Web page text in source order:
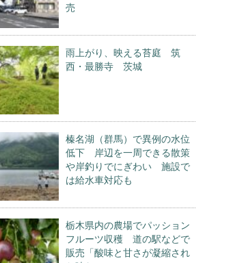
売
雨上がり、映える苔庭 筑
西・最勝寺 茨城
榛名湖（群馬）で異例の水位
低下 岸辺を一周できる散策
や岸釣りでにぎわい 施設で
は給水車対応も
栃木県内の農場でパッション
フルーツ収穫 道の駅などで
販売「酸味と甘さが凝縮され